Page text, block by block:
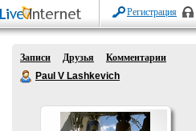
Регистрация
Записи Друзья
Комментарии
Paul V Lashkevich